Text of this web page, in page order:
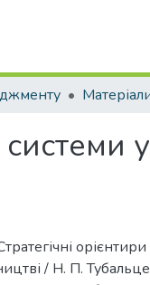
/ Н. П.